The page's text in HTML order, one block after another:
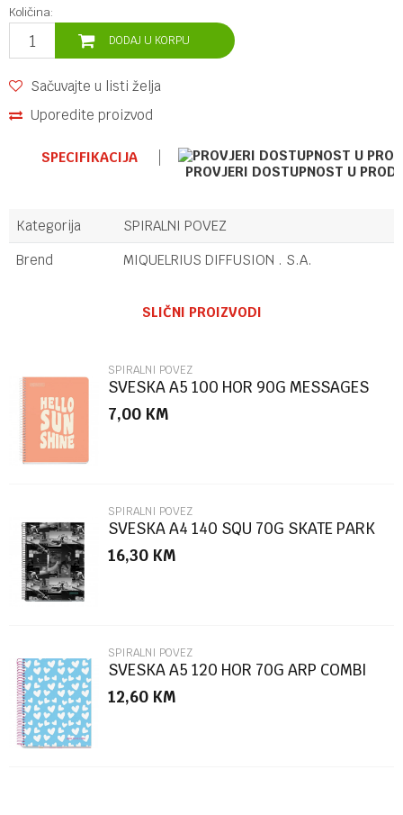
Količina:
DODAJ U KORPU
Sačuvajte u listi želja
Uporedite proizvod
SPECIFIKACIJA
PROVJERI DOSTUPNOST U
Kategorija
SPIRALNI POVEZ
Brend
MIQUELRIUS DIFFUSION . S.A.
Poruka
POŠALJI
SLIČNI PROIZVODI
SPIRALNI POVEZ
SVESKA A5 100 HOR 90G MESSAGES
PEACH
7,00 KM
SPIRALNI POVEZ
SVESKA A4 140 SQU 70G SKATE PARK
16,30 KM
SPIRALNI POVEZ
SVESKA A5 120 HOR 70G ARP COMBI
12,60 KM